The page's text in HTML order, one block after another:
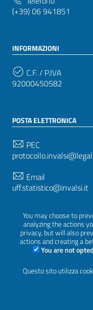
You may choose to
analyzing the actions
privacy, but will also
actions and creating a
You are not
Questo sito utilizza
(+39) 06 941851
INFORMAZIONI
C.F. / P.IVA
92000450582
POSTA ELETTRONICA
PEC
Email
uff.statistico@invalsi.it
SEGUICI SU